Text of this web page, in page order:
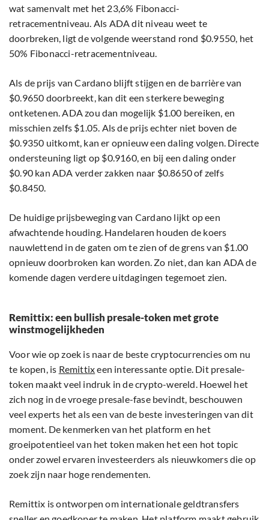
wat samenvalt met het 23,6% Fibonacci-
retracementniveau. Als ADA dit niveau weet te
doorbreken, ligt de volgende weerstand rond $0.9550, het
50% Fibonacci-retracementniveau.
Als de prijs van Cardano blijft stijgen en de barrière van
$0.9650 doorbreekt, kan dit een sterkere beweging
ontketenen. ADA zou dan mogelijk $1.00 bereiken, en
misschien zelfs $1.05. Als de prijs echter niet boven de
$0.9350 uitkomt, kan er opnieuw een daling volgen. Directe
ondersteuning ligt op $0.9160, en bij een daling onder
$0.90 kan ADA verder zakken naar $0.8650 of zelfs
$0.8450.
De huidige prijsbeweging van Cardano lijkt op een
afwachtende houding. Handelaren houden de koers
nauwlettend in de gaten om te zien of de grens van $1.00
opnieuw doorbroken kan worden. Zo niet, dan kan ADA de
komende dagen verdere uitdagingen tegemoet zien.
Remittix: een bullish presale-token met grote
winstmogelijkheden
Voor wie op zoek is naar de beste cryptocurrencies om nu
te kopen, is Remittixeen interessante optie. Dit presale-
token maakt veel indruk in de crypto-wereld. Hoewel het
zich nog in de vroege presale-fase bevindt, beschouwen
veel experts het als een van de beste investeringen van dit
moment. De kenmerken van het platform en het
groeipotentieel van het token maken het een hot topic
onder zowel ervaren investeerders als nieuwkomers die op
zoek zijn naar hoge rendementen.
Remittix is ontworpen om internationale geldtransfers